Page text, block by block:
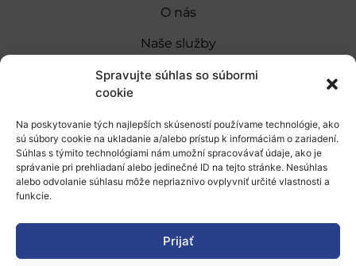
Spravujte súhlas so súbormi
cookie
Na poskytovanie tých najlepších skúseností používame technológie, ako
sú súbory cookie na ukladanie a/alebo prístup k informáciám o zariadení.
Súhlas s týmito technológiami nám umožní spracovávať údaje, ako je
správanie pri prehliadaní alebo jedinečné ID na tejto stránke. Nesúhlas
alebo odvolanie súhlasu môže nepriaznivo ovplyvniť určité vlastnosti a
funkcie.
Prijať
O nás
Naše služby
Financovanie a podpora
Novinky
Ochrana osobných údajov
úniou v rámci Programu Slovensko. Portál
prevádzkuje Centrum vedecko-technických